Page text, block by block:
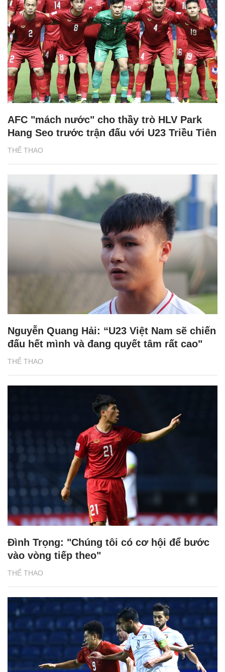
THỂ THAO
AFC "mách nước" cho thầy trò HLV Park
Hang Seo trước trận đấu với U23 Triều Tiên
THỂ THAO
Nguyễn Quang Hải: “U23 Việt Nam sẽ chiến
đấu hết mình và đang quyết tâm rất cao"
THỂ THAO
Đình Trọng: "Chúng tôi có cơ hội để bước
vào vòng tiếp theo"